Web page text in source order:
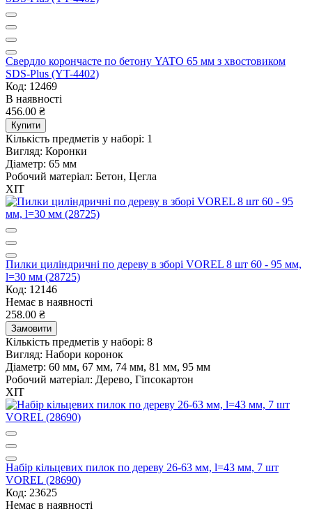
Свердло корончасте по бетону YATO 65 мм з хвостовиком
SDS-Plus (YT-4402)
Код: 12469
В наявності
456.00 ₴
Купити
Кількість предметів у наборі: 1
Вигляд: Коронки
Діаметр: 65 мм
Робочий матеріал: Бетон, Цегла
ХІТ
Пилки циліндричні по дереву в зборі VOREL 8 шт 60 - 95 мм,
l=30 мм (28725)
Код: 12146
Немає в наявності
258.00 ₴
Замовити
Кількість предметів у наборі: 8
Вигляд: Набори коронок
Діаметр: 60 мм, 67 мм, 74 мм, 81 мм, 95 мм
Робочий матеріал: Дерево, Гіпсокартон
ХІТ
Набір кільцевих пилок по дереву 26-63 мм, l=43 мм, 7 шт
VOREL (28690)
Код: 23625
Немає в наявності